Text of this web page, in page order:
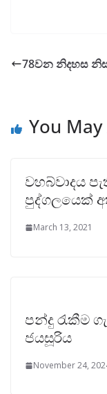
78වන නිදහස
You
වහබ්වාදය
පුද්ගලයෙක්
March 13, 2021
පන්දු රැකීම
ජයසූරිය
November 24,